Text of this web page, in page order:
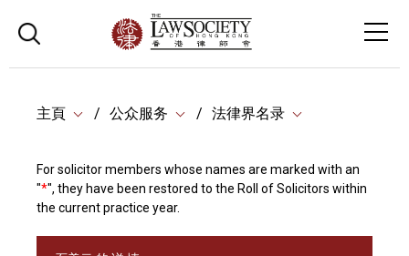
主頁 公众服务 法律界名录
For solicitor members whose names are marked with an
"*", they have been restored to the Roll of Solicitors within
the current practice year.